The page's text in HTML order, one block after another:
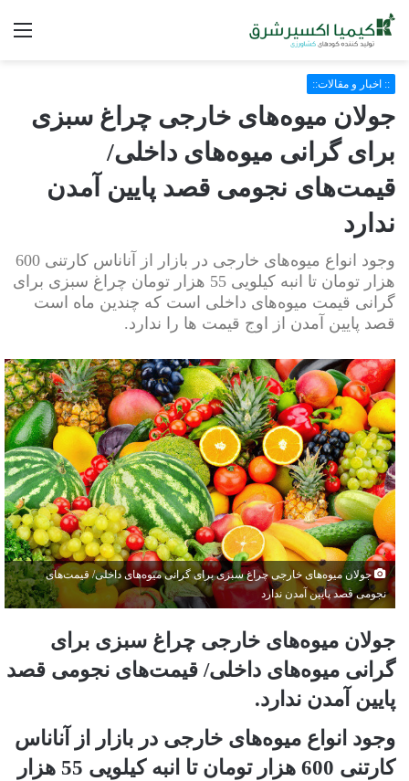
:: اخبار و مقالات::
جولان میوه‌های خارجی چراغ سبزی
برای گرانی میوه‌های داخلی/
قیمت‌های نجومی قصد پایین آمدن
ندارد
وجود انواع میوه‌های خارجی در بازار از آناناس کارتنی 600
هزار تومان تا انبه کیلویی 55 هزار تومان چراغ سبزی برای
گرانی قیمت‌ میوه‌‌های داخلی است که چندین ماه است
قصد پایین آمدن از اوج قیمت ها را ندارد.
جولان میوه‌های خارجی چراغ سبزی برای گرانی میوه‌های داخلی/ قیمت‌های
نجومی قصد پایین آمدن ندارد
جولان میوه‌های خارجی چراغ سبزی برای
گرانی میوه‌های داخلی/ قیمت‌های نجومی قصد
پایین آمدن ندارد.
وجود انواع میوه‌های خارجی در بازار از آناناس
کارتنی 600 هزار تومان تا انبه کیلویی 55 هزار